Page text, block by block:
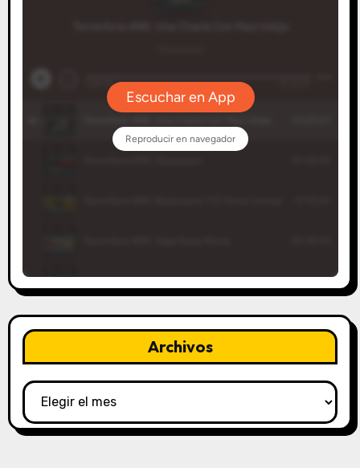
Archivos
Archivos